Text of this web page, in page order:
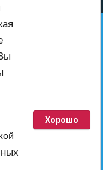
России
Хорошо